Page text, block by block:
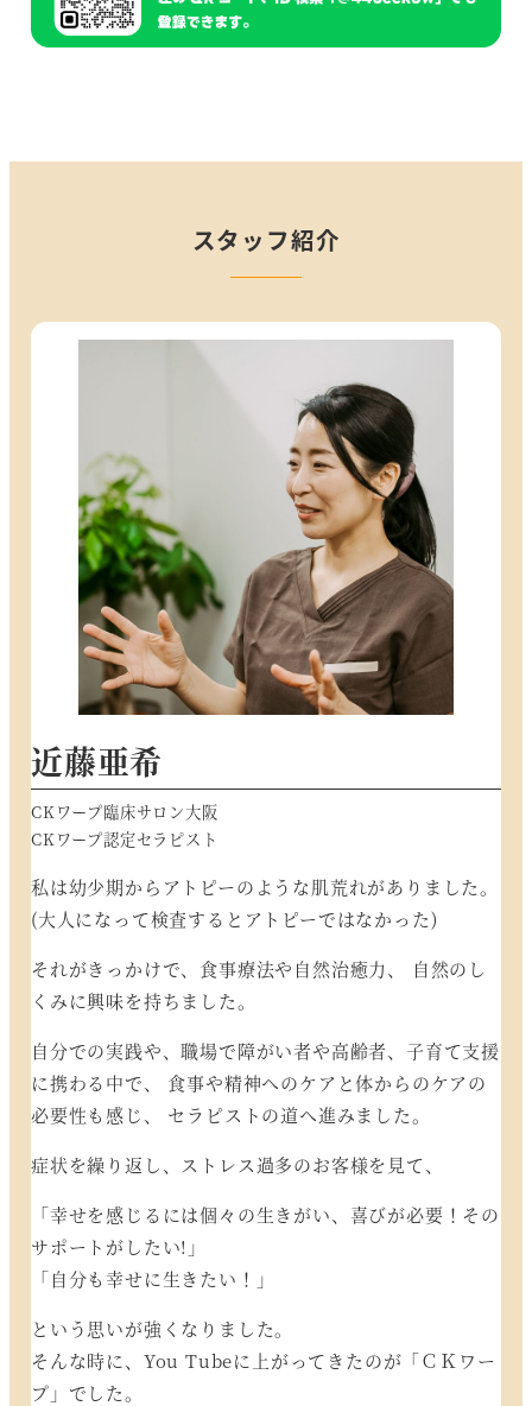
スタッフ紹介
私は幼少期からアトピーのような肌荒れがありました。
(大人になって検査するとアトピーではなかった)
それがきっかけで、食事療法や自然治癒力、 自然のし
くみに興味を持ちました。
自分での実践や、職場で障がい者や高齢者、子育て支援
に携わる中で、 食事や精神へのケアと体からのケアの
必要性も感じ、 セラピストの道へ進みました。
症状を繰り返し、ストレス過多のお客様を見て、
「幸せを感じるには個々の生きがい、喜びが必要！その
サポートがしたい!」
「自分も幸せに生きたい！」
という思いが強くなりました。
そんな時に、You Tubeに上がってきたのが「ＣＫワー
プ」でした。
近藤亜希
CKワープ臨床サロン大阪
CKワープ認定セラピスト